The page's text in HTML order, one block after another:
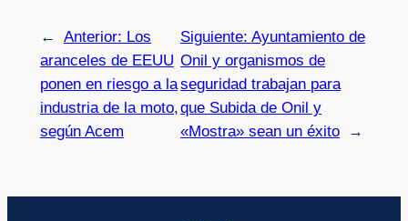
← Anterior: Los
aranceles de EEUU
ponen en riesgo a la
industria de la moto,
según Acem
Siguiente:Ayuntamiento de
Onil y organismos de
seguridad trabajan para
que Subida de Onil y
«Mostra» sean un éxito
→